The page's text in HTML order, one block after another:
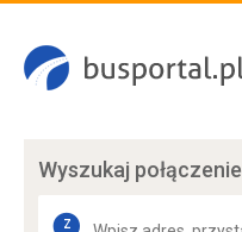
Wyszukaj połączenie
Z